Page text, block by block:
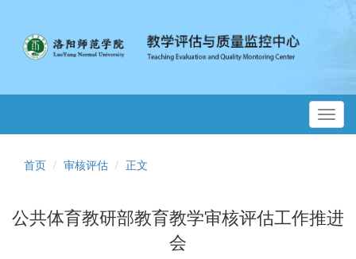
首页 审核评估 正文
公共体育教研部教育教学审核评估工作推进
会